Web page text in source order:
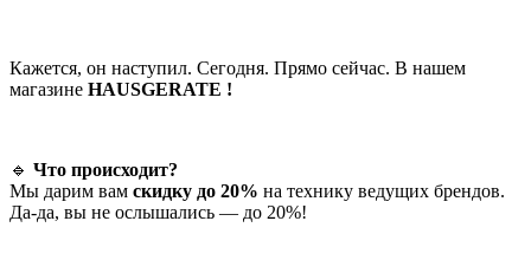
Кажется, он наступил. Сегодня. Прямо сейчас. В нашем
магазине HAUSGERATE !
🔹 Что происходит?
Мы дарим вам скидку до 20% на технику ведущих брендов.
Да-да, вы не ослышались — до 20%!